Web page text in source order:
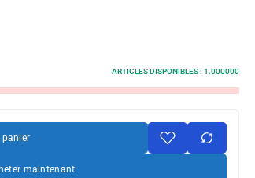
ARTICLES DISPONIBLES : 1.000000
maintenant